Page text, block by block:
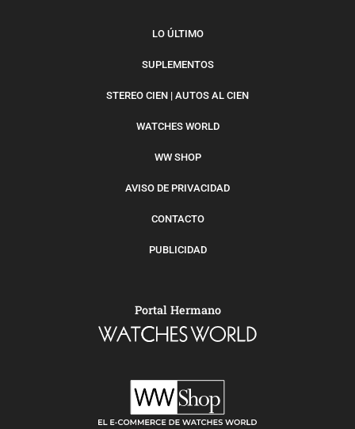
LO ÚLTIMO
SUPLEMENTOS
STEREO CIEN | AUTOS AL CIEN
WATCHES WORLD
WW SHOP
AVISO DE PRIVACIDAD
CONTACTO
PUBLICIDAD
Portal Hermano